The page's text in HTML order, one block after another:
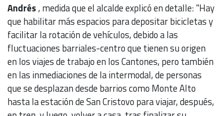
Andrés, medida que el alcalde explicó en detalle: "Hay
que habilitar más espacios para depositar bicicletas y
facilitar la rotación de vehículos, debido a las
fluctuaciones barriales-centro que tienen su origen
en los viajes de trabajo en los Cantones, pero también
en las inmediaciones de la intermodal, de personas
que se desplazan desde barrios como Monte Alto
hasta la estación de San Cristovo para viajar, después,